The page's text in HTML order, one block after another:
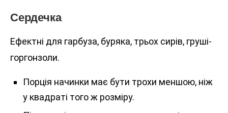
Сердечка
Ефектні для гарбуза, буряка, трьох сирів, груші-
горгонзоли.
Порція начинки має бути трохи меншою, ніж
у квадраті того ж розміру.